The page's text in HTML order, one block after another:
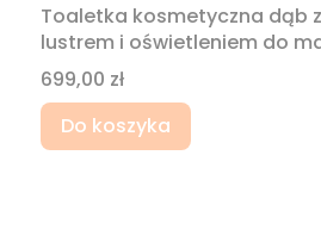
Toaletka kosmetyczna dąb
lustrem i oświetleniem do
Cena
699,00 zł
Do koszyka